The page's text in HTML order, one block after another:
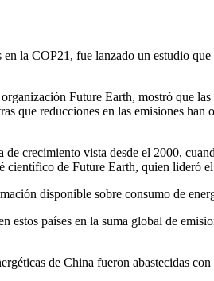
la COP21, fue lanzado un estudio
Future Earth, mostró que
que reducciones en las emisiones
crecimiento vista desde el 2000,
de Future Earth, quien lideró el
disponible sobre consumo de
estos países en la suma global de
de China fueron abastecidas